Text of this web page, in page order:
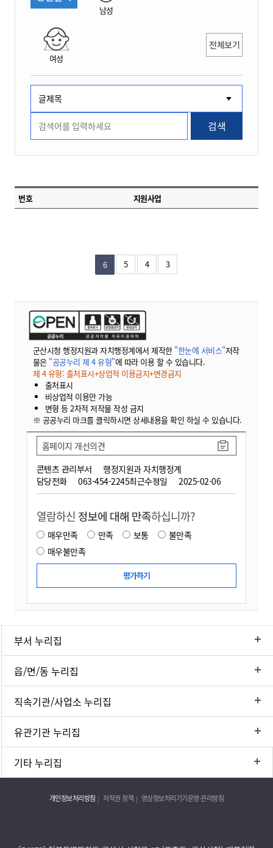
남성
여성
전체보기
검색
번호 지원사업
6 5 4 3
군산시청 행정지원과 자치행정계에서 제작한 "한눈에 서비스"저작
물은 "공공누리 제 4 유형"에 따라 이용 할 수 있습니다.
제 4 유형: 출처표시+상업적 이용금지+변경금지
출처표시
비상업적 이용만 가능
변형 등 2차적 저작물 작성 금지
※ 공공누리 마크를 클릭하시면 상세내용을 확인 하실 수 있습니다.
콘텐츠 관리부서
행정지원과 자치행정계
담당전화
063-454-2245최근수정일 2025-02-06
홈페이지 개선의견
열람하신 정보에 대해 만족하십니까?
매우만족 만족 보통
불만족
매우불만족
부서 누리집
읍/면/동 누리집
직속기관/사업소 누리집
유관기관 누리집
기타 누리집
개인정보처리방침 저작권 정책 영상정보처리기기운영·관리방침